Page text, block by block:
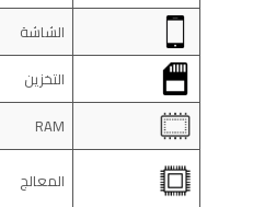
الشاشة
التخزين
RAM
المعالج